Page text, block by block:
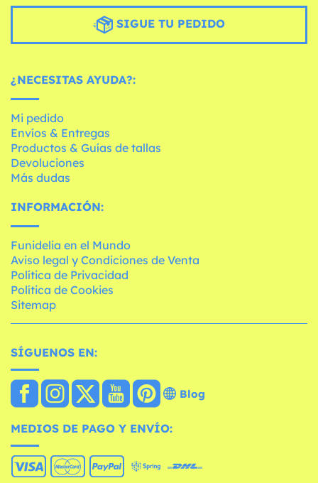
SIGUE TU PEDIDO
¿NECESITAS AYUDA?:
Mi pedido
Envíos & Entregas
Productos & Guías de tallas
Devoluciones
Más dudas
INFORMACIÓN:
Funidelia en el Mundo
Aviso legal y Condiciones de Venta
Política de Privacidad
Política de Cookies
Sitemap
SÍGUENOS EN:
Blog
MEDIOS DE PAGO Y ENVÍO: